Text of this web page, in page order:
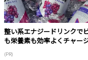
整い系エナジードリンクで
も栄養素も効率よくチャー
(PR)